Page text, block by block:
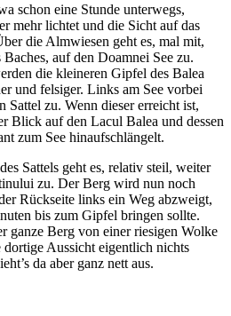
schon eine Stunde unterwegs,
mehr lichtet und die Sicht auf das
die Almwiesen geht es, mal mit,
auf den Doamnei See zu.
die kleineren Gipfel des Balea
und felsiger. Links am See vorbei
Sattel zu. Wenn dieser erreicht ist,
Blick auf den Lacul Balea und dessen
zum See hinaufschlängelt.
Sattels geht es, relativ steil, weiter
zu. Der Berg wird nun noch
Rückseite links ein Weg abzweigt,
bis zum Gipfel bringen sollte.
ganze Berg von einer riesigen Wolke
Aussicht eigentlich nichts
da aber ganz nett aus.